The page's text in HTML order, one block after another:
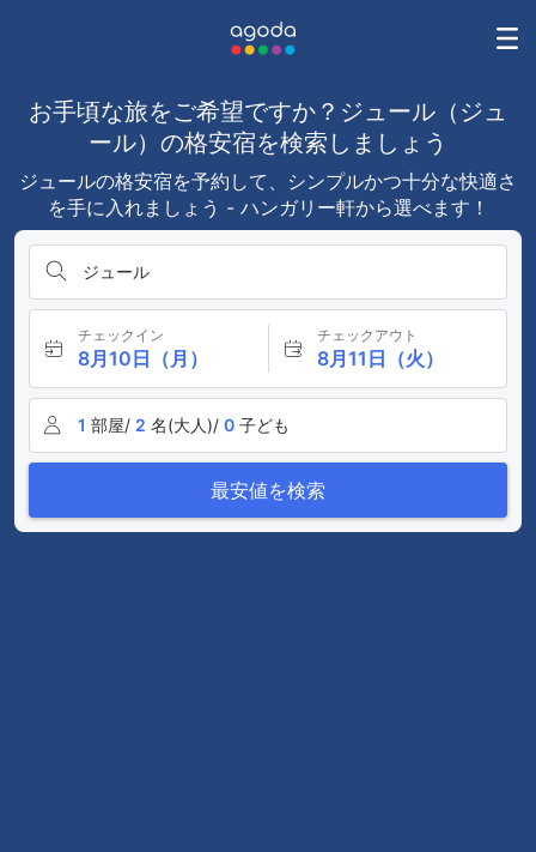
お手頃な旅をご希望ですか？ジュール（ジュ
ール）の格安宿を検索しましょう
ジュールの格安宿を予約して、シンプルかつ十分な快適さ
を手に入れましょう - ハンガリー軒から選べます！
ジュール
チェックイン
8月10日（月）
チェックアウト
8月11日（火）
1 部屋/ 2 名(大人)/ 0 子ども
最安値を検索